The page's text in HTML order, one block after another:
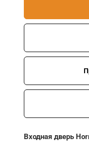
Входная дверь